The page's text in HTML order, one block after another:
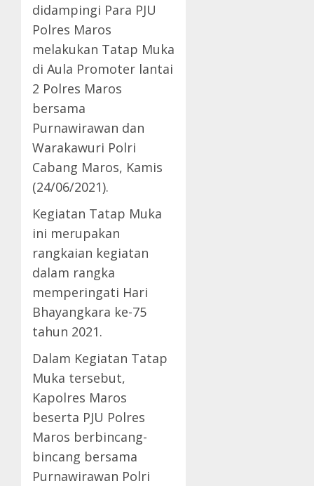
didampingi Para PJU
Polres Maros
melakukan Tatap Muka
di Aula Promoter lantai
2 Polres Maros
bersama
Purnawirawan dan
Warakawuri Polri
Cabang Maros, Kamis
(24/06/2021).
Kegiatan Tatap Muka
ini merupakan
rangkaian kegiatan
dalam rangka
memperingati Hari
Bhayangkara ke-75
tahun 2021.
Dalam Kegiatan Tatap
Muka tersebut,
Kapolres Maros
beserta PJU Polres
Maros berbincang-
bincang bersama
Purnawirawan Polri